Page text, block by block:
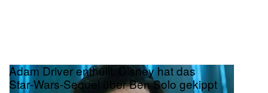
Adam Driver enthüllt: Disney hat das
Star‑Wars‑Sequel über Ben Solo gekippt